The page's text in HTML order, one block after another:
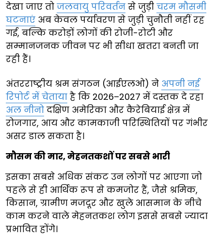
देखा जाए तो जलवायु परिवर्तन से जुड़ी चरम मौसमी
घटनाएं अब केवल पर्यावरण से जुड़ी चुनौती नहीं रह
गई, बल्कि करोड़ों लोगों की रोजी-रोटी और
सम्मानजनक जीवन पर भी सीधा खतरा बनती जा
रही हैं।
अंतरराष्ट्रीय श्रम संगठन (आईएलओ) ने अपनी नई
रिपोर्ट में चेताया है कि 2026–2027 में दस्तक दे रहा
अल नीनो दक्षिण अमेरिका और कैरेबियाई क्षेत्र में
रोजगार, आय और कामकाजी परिस्थितियों पर गंभीर
असर डाल सकता है।
मौसम की मार, मेहनतकशों पर सबसे भारी
इसका सबसे अधिक संकट उन लोगों पर आएगा जो
पहले से ही आर्थिक रूप से कमजोर हैं, जैसे श्रमिक,
किसान, ग्रामीण मजदूर और खुले आसमान के नीचे
काम करने वाले मेहनतकश लोग इससे सबसे ज्यादा
प्रभावित होंगे।